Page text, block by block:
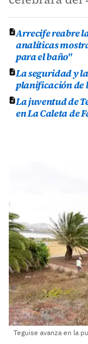
Arrecife reabre
analíticas
para el baño"
La seguridad y
planificación de
La juventud de
en La Caleta de
Teguise avanza en la